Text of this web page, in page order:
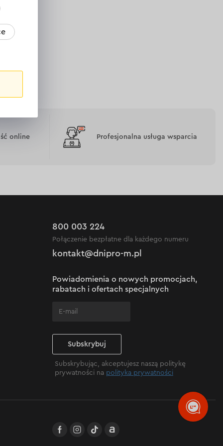
online Profesjonalna usługa wsparcia
800 003 224
Połączenie bezpłatne dla każdego numeru
kontakt@dnipro-m.pl
Powiadomienia o nowych promocjach,
rabatach i ofertach specjalnych
Subskrybuj
Subskrybując, akceptujesz naszą politykę
prywatności na polityka prywatności
facebookinstagram
TikTok Allegro